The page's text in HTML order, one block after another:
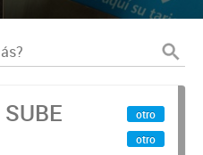
otro
otro